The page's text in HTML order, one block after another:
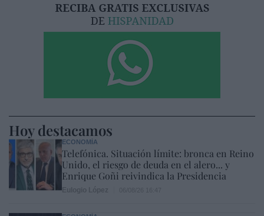
Hoy destacamos
ECONOMÍA
Telefónica. Situación límite: bronca en Reino
Unido, el riesgo de deuda en el alero... y
Enrique Goñi reivindica la Presidencia